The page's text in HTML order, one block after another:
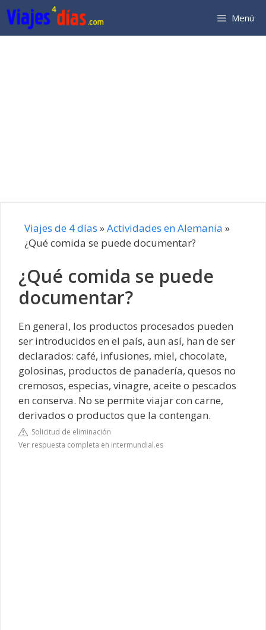
Saltar
al
contenido
Menú
Viajes de 4 días »Actividades en Alemania »
¿Qué comida se puede documentar?
¿Qué comida se puede
documentar?
En general, los productos procesados pueden
ser introducidos en el país, aun así, han de ser
declarados: café, infusiones, miel, chocolate,
golosinas, productos de panadería, quesos no
cremosos, especias, vinagre, aceite o pescados
en conserva. No se permite viajar con carne,
derivados o productos que la contengan.
Solicitud de eliminación
Ver respuesta completa en intermundial.es